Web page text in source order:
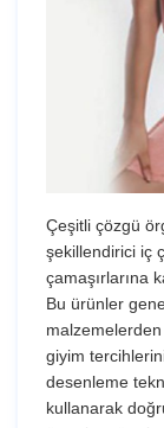
Çeşitli çözgü
şekillendirici iç
çamaşırlarına
Bu ürünler
giyim
desenleme
kullanarak